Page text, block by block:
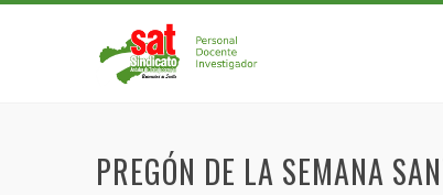
PREGÓN DE LA SEMANA